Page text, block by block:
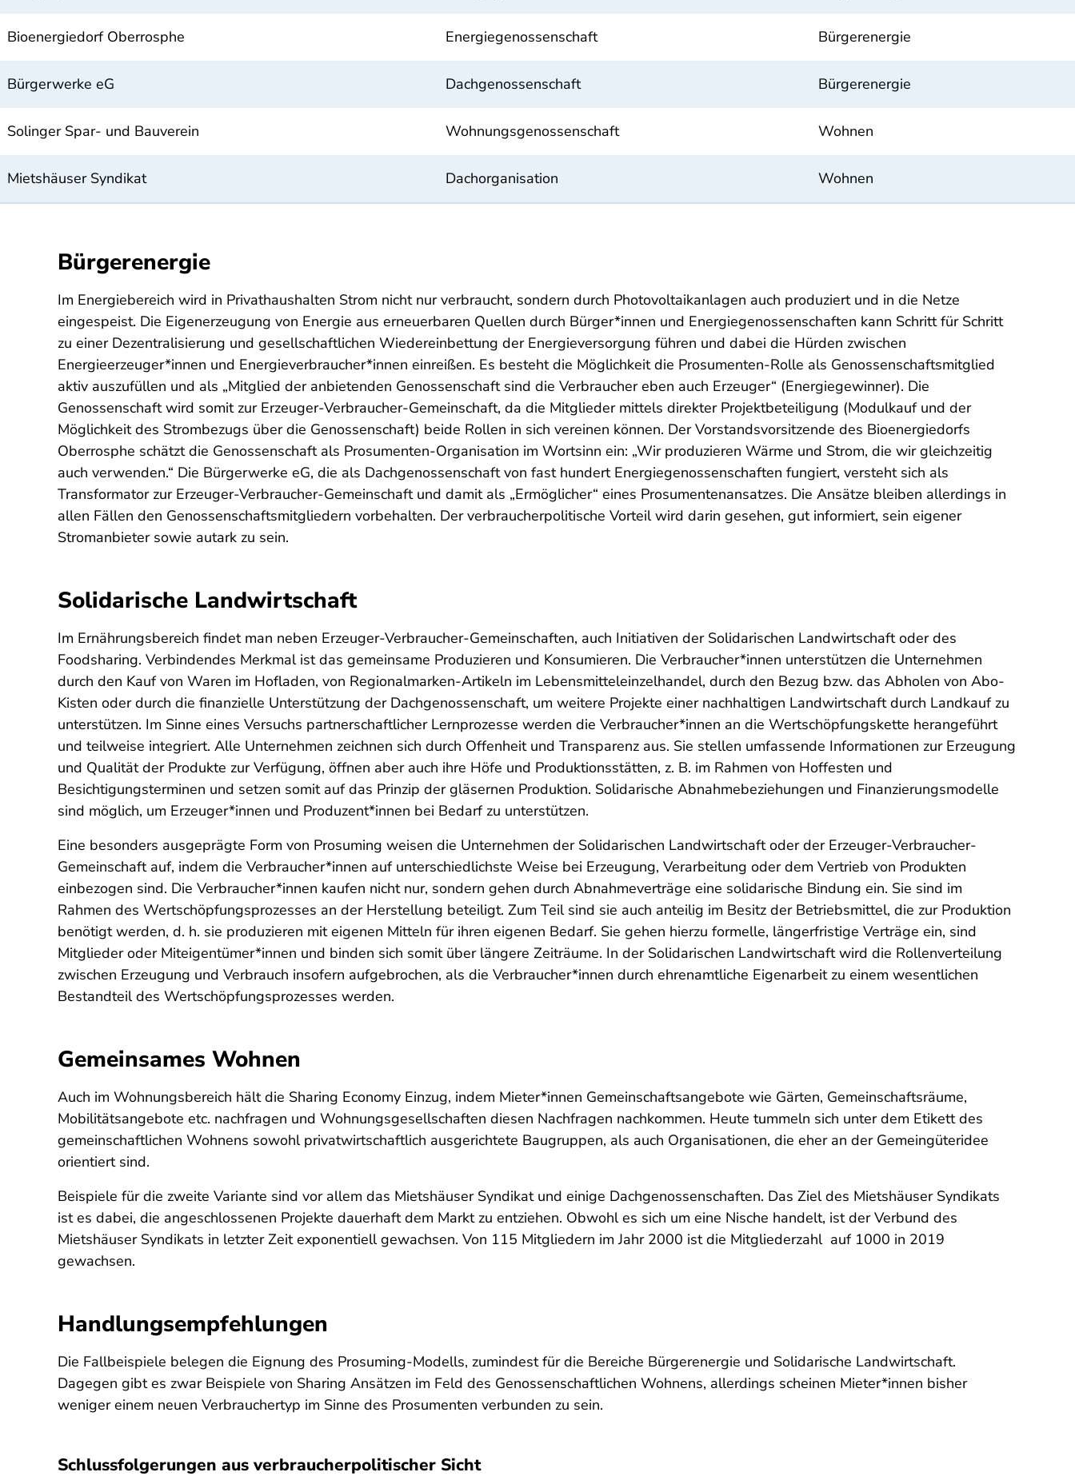
Bioenergiedorf Oberrosphe Energiegenossenschaft Bürgerenergie
Bürgerwerke eG Dachgenossenschaft Bürgerenergie
Solinger Spar- und Bauverein Wohnungsgenossenschaft Wohnen
Mietshäuser Syndikat Dachorganisation Wohnen
Bürgerenergie
Im Energiebereich wird in Privathaushalten Strom nicht nur verbraucht, sondern durch Photovoltaikanlagen auch produziert und in die Netze
eingespeist. Die Eigenerzeugung von Energie aus erneuerbaren Quellen durch Bürger*innen und Energiegenossenschaften kann Schritt für Schritt
zu einer Dezentralisierung und gesellschaftlichen Wiedereinbettung der Energieversorgung führen und dabei die Hürden zwischen
Energieerzeuger*innen und Energieverbraucher*innen einreißen. Es besteht die Möglichkeit die Prosumenten-Rolle als Genossenschaftsmitglied
aktiv auszufüllen und als „Mitglied der anbietenden Genossenschaft sind die Verbraucher eben auch Erzeuger“ (Energiegewinner). Die
Genossenschaft wird somit zur Erzeuger-Verbraucher-Gemeinschaft, da die Mitglieder mittels direkter Projektbeteiligung (Modulkauf und der
Möglichkeit des Strombezugs über die Genossenschaft) beide Rollen in sich vereinen können. Der Vorstandsvorsitzende des Bioenergiedorfs
Oberrosphe schätzt die Genossenschaft als Prosumenten-Organisation im Wortsinn ein: „Wir produzieren Wärme und Strom, die wir gleichzeitig
auch verwenden.“ Die Bürgerwerke eG, die als Dachgenossenschaft von fast hundert Energiegenossenschaften fungiert, versteht sich als
Transformator zur Erzeuger-Verbraucher-Gemeinschaft und damit als „Ermöglicher“ eines Prosumentenansatzes. Die Ansätze bleiben allerdings in
allen Fällen den Genossenschaftsmitgliedern vorbehalten. Der verbraucherpolitische Vorteil wird darin gesehen, gut informiert, sein eigener
Stromanbieter sowie autark zu sein.
Solidarische Landwirtschaft
Im Ernährungsbereich findet man neben Erzeuger-Verbraucher-Gemeinschaften, auch Initiativen der Solidarischen Landwirtschaft oder des
Foodsharing. Verbindendes Merkmal ist das gemeinsame Produzieren und Konsumieren. Die Verbraucher*innen unterstützen die Unternehmen
durch den Kauf von Waren im Hofladen, von Regionalmarken-Artikeln im Lebensmitteleinzelhandel, durch den Bezug bzw. das Abholen von Abo-
Kisten oder durch die finanzielle Unterstützung der Dachgenossenschaft, um weitere Projekte einer nachhaltigen Landwirtschaft durch Landkauf zu
unterstützen. Im Sinne eines Versuchs partnerschaftlicher Lernprozesse werden die Verbraucher*innen an die Wertschöpfungskette herangeführt
und teilweise integriert. Alle Unternehmen zeichnen sich durch Offenheit und Transparenz aus. Sie stellen umfassende Informationen zur Erzeugung
und Qualität der Produkte zur Verfügung, öffnen aber auch ihre Höfe und Produktionsstätten, z. B. im Rahmen von Hoffesten und
Besichtigungsterminen und setzen somit auf das Prinzip der gläsernen Produktion. Solidarische Abnahmebeziehungen und Finanzierungsmodelle
sind möglich, um Erzeuger*innen und Produzent*innen bei Bedarf zu unterstützen.
Eine besonders ausgeprägte Form von Prosuming weisen die Unternehmen der Solidarischen Landwirtschaft oder der Erzeuger-Verbraucher-
Gemeinschaft auf, indem die Verbraucher*innen auf unterschiedlichste Weise bei Erzeugung, Verarbeitung oder dem Vertrieb von Produkten
einbezogen sind. Die Verbraucher*innen kaufen nicht nur, sondern gehen durch Abnahmeverträge eine solidarische Bindung ein. Sie sind im
Rahmen des Wertschöpfungsprozesses an der Herstellung beteiligt. Zum Teil sind sie auch anteilig im Besitz der Betriebsmittel, die zur Produktion
benötigt werden, d. h. sie produzieren mit eigenen Mitteln für ihren eigenen Bedarf. Sie gehen hierzu formelle, längerfristige Verträge ein, sind
Mitglieder oder Miteigentümer*innen und binden sich somit über längere Zeiträume. In der Solidarischen Landwirtschaft wird die Rollenverteilung
zwischen Erzeugung und Verbrauch insofern aufgebrochen, als die Verbraucher*innen durch ehrenamtliche Eigenarbeit zu einem wesentlichen
Bestandteil des Wertschöpfungsprozesses werden.
Gemeinsames Wohnen
Auch im Wohnungsbereich hält die Sharing Economy Einzug, indem Mieter*innen Gemeinschaftsangebote wie Gärten, Gemeinschaftsräume,
Mobilitätsangebote etc. nachfragen und Wohnungsgesellschaften diesen Nachfragen nachkommen. Heute tummeln sich unter dem Etikett des
gemeinschaftlichen Wohnens sowohl privatwirtschaftlich ausgerichtete Baugruppen, als auch Organisationen, die eher an der Gemeingüteridee
orientiert sind.
Beispiele für die zweite Variante sind vor allem das Mietshäuser Syndikat und einige Dachgenossenschaften. Das Ziel des Mietshäuser Syndikats
ist es dabei, die angeschlossenen Projekte dauerhaft dem Markt zu entziehen. Obwohl es sich um eine Nische handelt, ist der Verbund des
Mietshäuser Syndikats in letzter Zeit exponentiell gewachsen. Von 115 Mitgliedern im Jahr 2000 ist die Mitgliederzahl auf 1000 in 2019
gewachsen.
Handlungsempfehlungen
Die Fallbeispiele belegen die Eignung des Prosuming-Modells, zumindest für die Bereiche Bürgerenergie und Solidarische Landwirtschaft.
Dagegen gibt es zwar Beispiele von Sharing Ansätzen im Feld des Genossenschaftlichen Wohnens, allerdings scheinen Mieter*innen bisher
weniger einem neuen Verbrauchertyp im Sinne des Prosumenten verbunden zu sein.
Schlussfolgerungen aus verbraucherpolitischer Sicht